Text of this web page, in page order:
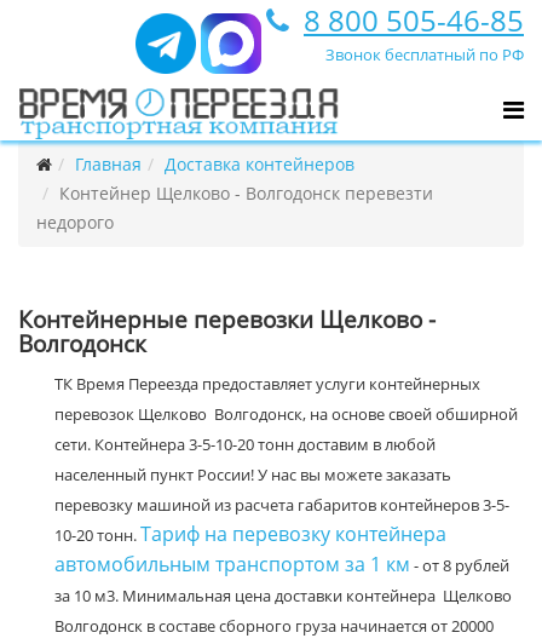
8 800 505-46-85
Звонок бесплатный по РФ
Главная
Доставка контейнеров
Контейнер Щелково - Волгодонск перевезти
недорого
Контейнерные перевозки Щелково -
Волгодонск
ТК Время Переезда предоставляет услуги контейнерных
перевозок Щелково Волгодонск, на основе своей обширной
сети. Контейнера 3-5-10-20 тонн доставим в любой
населенный пункт России! У нас вы можете заказать
перевозку машиной из расчета габаритов контейнеров 3-5-
10-20 тонн.Тариф на перевозку контейнера
автомобильным транспортом за 1 км - от 8 рублей
за 10 м3. Минимальная цена доставки контейнера Щелково
Волгодонск в составе сборного груза начинается от 20000